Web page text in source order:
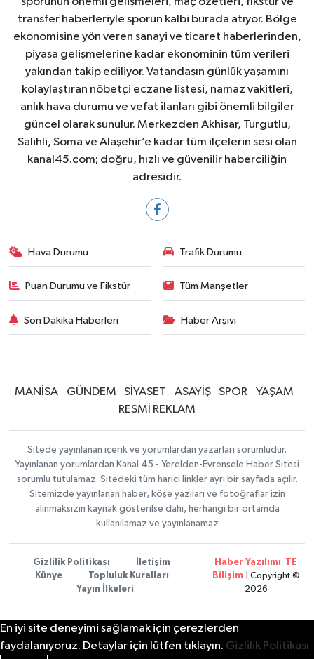
transfer haberleriyle sporun kalbi burada atıyor. Bölge
ekonomisine yön veren sanayi ve ticaret haberlerinden,
piyasa gelişmelerine kadar ekonominin tüm verileri
yakından takip ediliyor. Vatandaşın günlük yaşamını
kolaylaştıran nöbetçi eczane listesi, namaz vakitleri,
anlık hava durumu ve vefat ilanları gibi önemli bilgiler
güncel olarak sunulur. Merkezden Akhisar, Turgutlu,
Salihli, Soma ve Alaşehir’e kadar tüm ilçelerin sesi olan
kanal45.com; doğru, hızlı ve güvenilir haberciliğin
adresidir.
Hava Durumu Trafik Durumu
Puan Durumu ve Fikstür Tüm Manşetler
Son Dakika Haberleri Haber Arşivi
MANİSA GÜNDEM SİYASET ASAYİŞ SPOR
YAŞAM
RESMİ REKLAM
Sitede yayınlanan içerik ve yorumlardan yazarları sorumludur.
Yayınlanan yorumlardan Kanal 45 - Yerelden-Evrensele Haber Sitesi
sorumlu tutulamaz. Sitedeki tüm harici linkler ayrı bir sayfada açılır.
Sitemizde yayınlanan haber, köşe yazıları ve fotoğraflar izin
alınmaksızın kaynak gösterilse dahi, herhangi bir ortamda
kullanılamaz ve yayınlanamaz
Gizlilik Politikası
İletişim
Künye
Topluluk Kuralları
Yayın İlkeleri
Haber Yazılımı:
TE
Bilişim | Copyright ©
2026
En iyi site deneyimi sağlamak için çerezlerden
faydalanıyoruz. Detaylar için lütfen tıklayın. Gizlilik Politikası